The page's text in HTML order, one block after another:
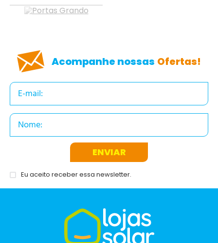
Acompanhe nossas Ofertas!
ENVIAR
Eu aceito receber essa newsletter.